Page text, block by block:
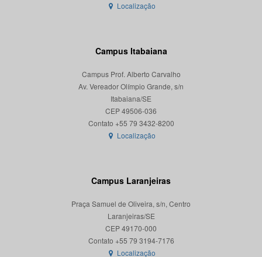
Localização
Campus Itabaiana
Campus Prof. Alberto Carvalho
Av. Vereador Olímpio Grande, s/n
Itabaiana/SE
CEP 49506-036
Localização
Campus Laranjeiras
Praça Samuel de Oliveira, s/n, Centro
Laranjeiras/SE
CEP 49170-000
Localização